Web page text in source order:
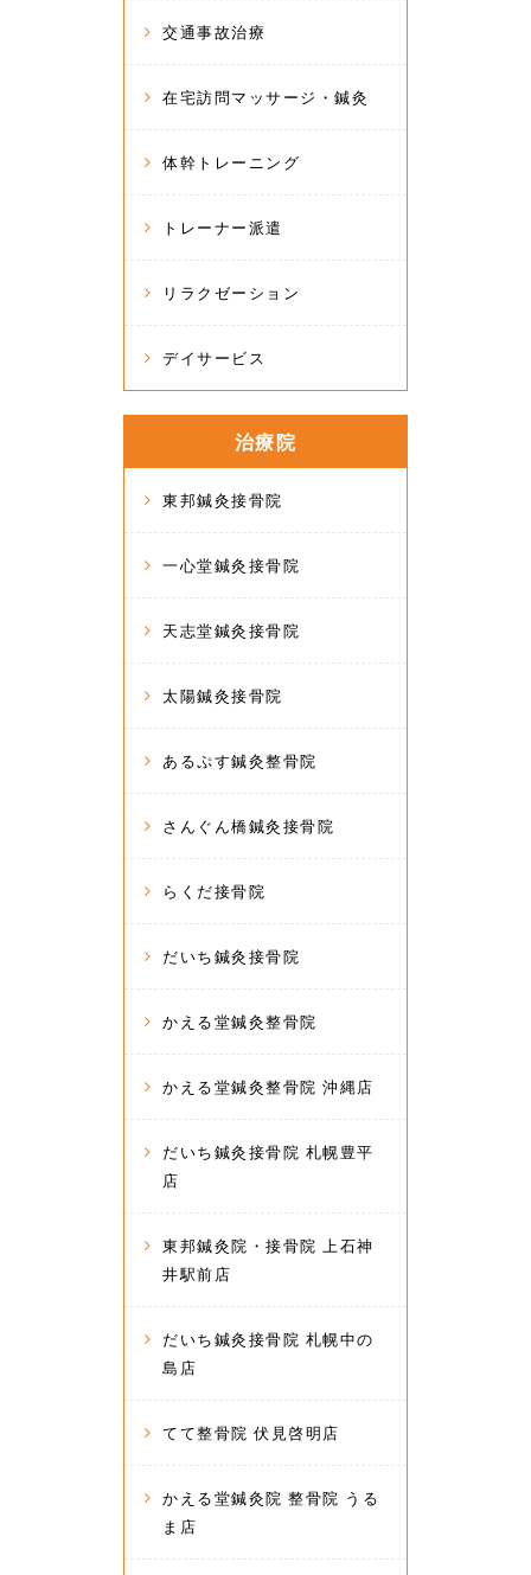
交通事故治療
在宅訪問マッサージ・鍼灸
体幹トレーニング
トレーナー派遣
リラクゼーション
デイサービス
治療院
東邦鍼灸接骨院
一心堂鍼灸接骨院
天志堂鍼灸接骨院
太陽鍼灸接骨院
あるぷす鍼灸整骨院
さんぐん橋鍼灸接骨院
らくだ接骨院
だいち鍼灸接骨院
かえる堂鍼灸整骨院
かえる堂鍼灸整骨院 沖縄店
だいち鍼灸接骨院 札幌豊平
店
東邦鍼灸院・接骨院 上石神
井駅前店
だいち鍼灸接骨院 札幌中の
島店
てて整骨院 伏見啓明店
かえる堂鍼灸院 整骨院 うる
ま店